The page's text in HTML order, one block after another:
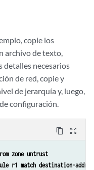
copie los
archivo de texto,
detalles necesarios
de red, copie y
de jerarquía y, luego,
configuración.
content_copy zoom_out_map
zone untrust
match destination-